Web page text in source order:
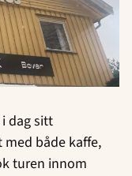
dag sitt
både kaffe,
turen innom